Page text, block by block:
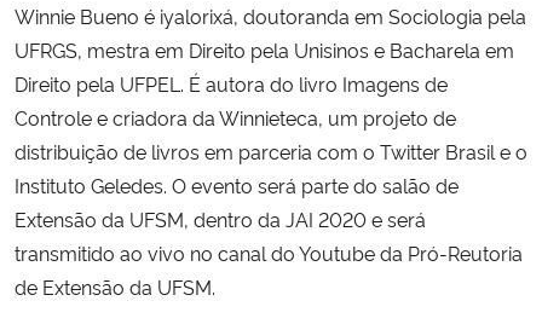
Winnie Bueno é iyalorixá, doutoranda em Sociologia pela
UFRGS, mestra em Direito pela Unisinos e Bacharela em
Direito pela UFPEL. É autora do livro Imagens de
Controle e criadora da Winnieteca, um projeto de
distribuição de livros em parceria com o Twitter Brasil e o
Instituto Geledes. O evento será parte do salão de
Extensão da UFSM, dentro da JAI 2020 e será
transmitido ao vivo no canal do Youtube da Pró-Reutoria
de Extensão da UFSM.